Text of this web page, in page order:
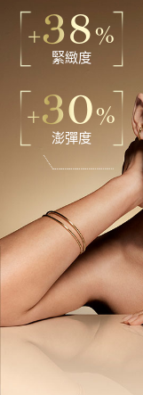
+38%
緊緻度
+30%
澎彈度